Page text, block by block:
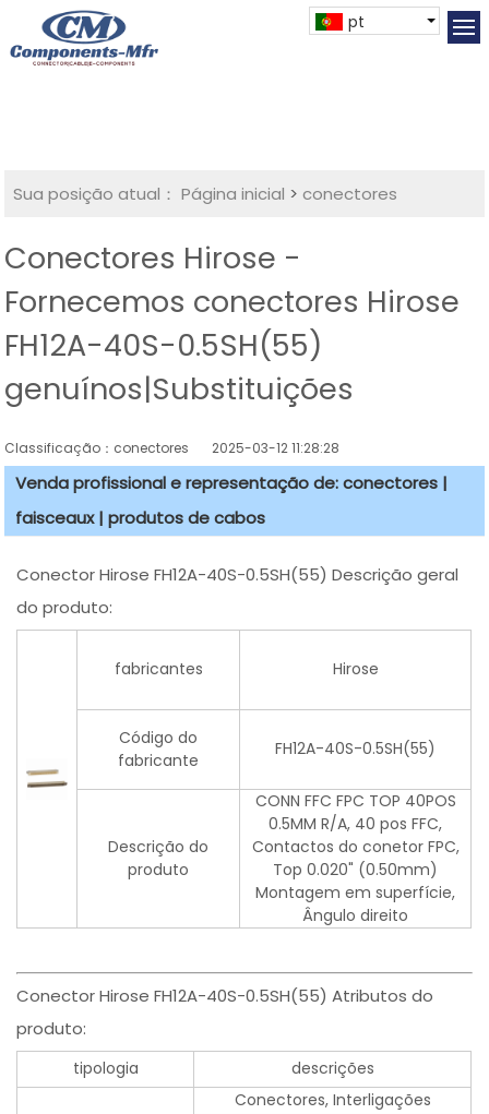
pt
Sua posição atual： Página inicial >conectores
Conectores Hirose -
Fornecemos conectores Hirose
FH12A-40S-0.5SH(55)
genuínos|Substituições
Classificação：conectores 2025-03-12 11:28:28
Venda profissional e representação de: conectores |
faisceaux | produtos de cabos
Conector Hirose FH12A-40S-0.5SH(55) Descrição geral
do produto:
fabricantes Hirose
Código do
fabricante
FH12A-40S-0.5SH(55)
Descrição do
produto
CONN FFC FPC TOP 40POS
0.5MM R/A, 40 pos FFC,
Contactos do conetor FPC,
Top 0.020" (0.50mm)
Montagem em superfície,
Ângulo direito
Conector Hirose FH12A-40S-0.5SH(55) Atributos do
produto:
tipologia descrições
Conectores, Interligações